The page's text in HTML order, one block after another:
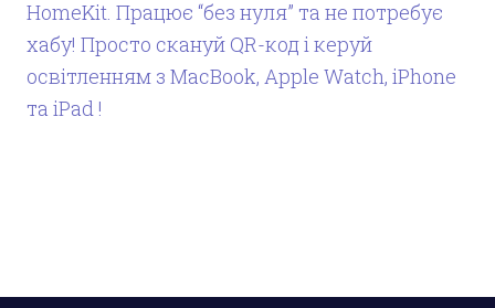
HomeKit. Працює “без нуля” та не потребує
хабу! Просто скануй QR-код і керуй
освітленням з MacBook, Apple Watch, iPhone
та iPad !